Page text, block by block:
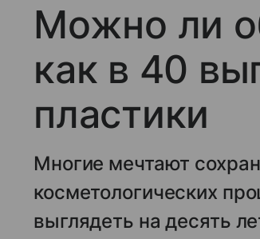
Можно ли
как в 40
пластики
Многие мечтают
косметологических
выглядеть на десять